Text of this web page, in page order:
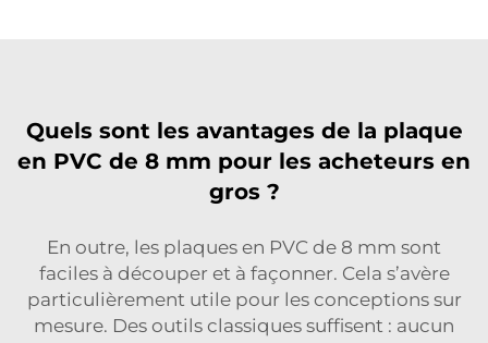
Quels sont les avantages de la plaque
en PVC de 8 mm pour les acheteurs en
gros ?
En outre, les plaques en PVC de 8 mm sont
faciles à découper et à façonner. Cela s’avère
particulièrement utile pour les conceptions sur
mesure. Des outils classiques suffisent : aucun